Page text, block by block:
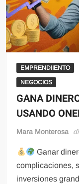
EMPRENDIIENTO
NEGOCIOS
GANA
USANDO
Mara Monterosa
Ganar
complicaciones,
inversiones